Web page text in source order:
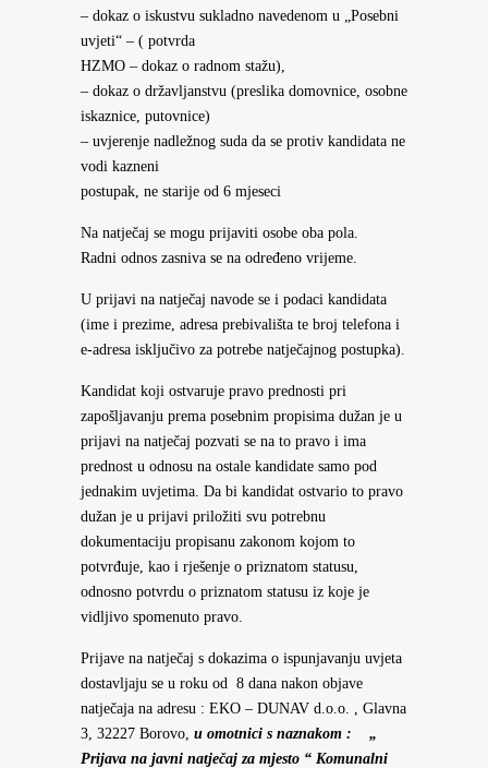
– dokaz o iskustvu sukladno navedenom u „Posebni
uvjeti“ – ( potvrda
HZMO – dokaz o radnom stažu),
– dokaz o državljanstvu (preslika domovnice, osobne
iskaznice, putovnice)
– uvjerenje nadležnog suda da se protiv kandidata ne
vodi kazneni
postupak, ne starije od 6 mjeseci
Na natječaj se mogu prijaviti osobe oba pola.
Radni odnos zasniva se na određeno vrijeme.
U prijavi na natječaj navode se i podaci kandidata
(ime i prezime, adresa prebivališta te broj telefona i
e-adresa isključivo za potrebe natječajnog postupka).
Kandidat koji ostvaruje pravo prednosti pri
zapošljavanju prema posebnim propisima dužan je u
prijavi na natječaj pozvati se na to pravo i ima
prednost u odnosu na ostale kandidate samo pod
jednakim uvjetima. Da bi kandidat ostvario to pravo
dužan je u prijavi priložiti svu potrebnu
dokumentaciju propisanu zakonom kojom to
potvrđuje, kao i rješenje o priznatom statusu,
odnosno potvrdu o priznatom statusu iz koje je
vidljivo spomenuto pravo.
Prijave na natječaj s dokazima o ispunjavanju uvjeta
dostavljaju se u roku od 8 dana nakon objave
natječaja na adresu : EKO – DUNAV d.o.o. , Glavna
3, 32227 Borovo, u omotnici s naznakom : „
Prijava na javni natječaj za mjesto “ Komunalni